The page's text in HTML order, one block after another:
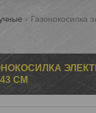
Газонокосилка
СМ